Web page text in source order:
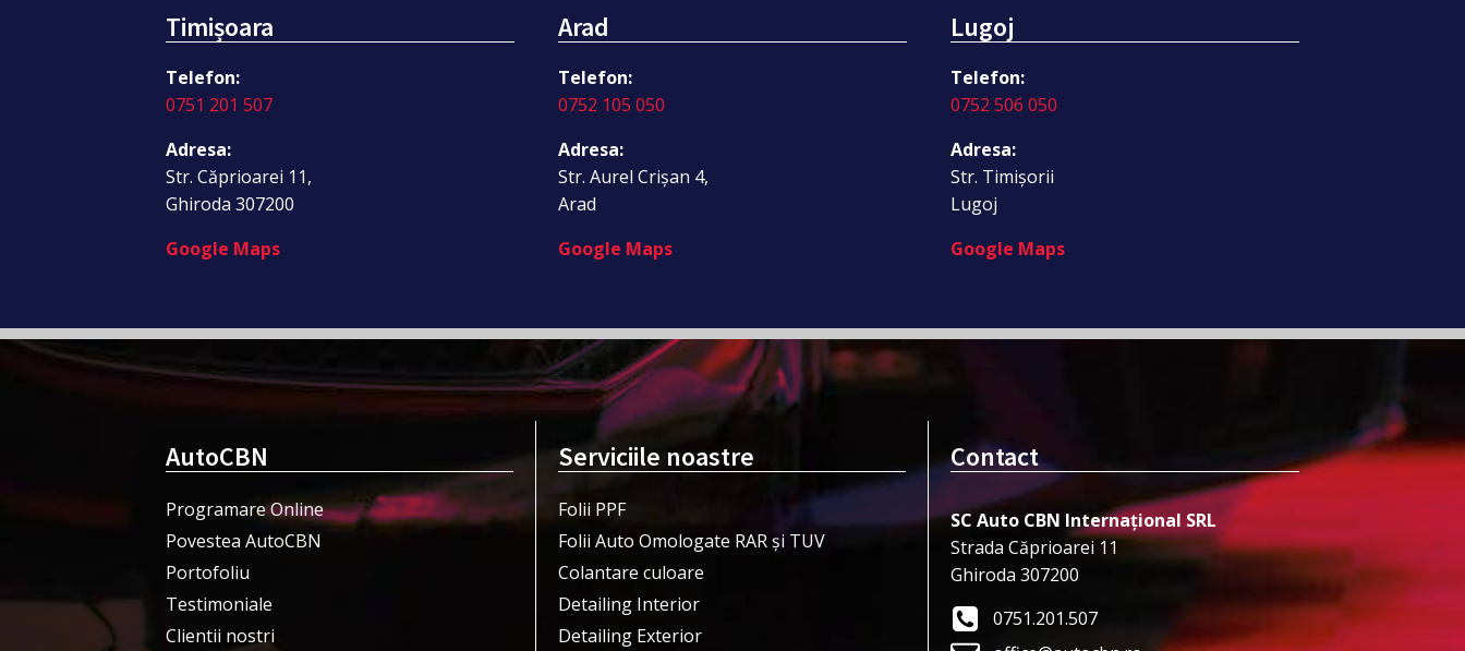
Timișoara
Telefon:
0751 201 507
Adresa:
Str. Căprioarei 11,
Ghiroda 307200
Google Maps
Arad
Telefon:
0752 105 050
Adresa:
Str. Aurel Crișan 4,
Arad
Google Maps
Lugoj
Telefon:
0752 506 050
Adresa:
Str. Timișorii
Lugoj
Google Maps
AutoCBN
Programare Online
Povestea AutoCBN
Portofoliu
Testimoniale
Clientii nostri
Serviciile noastre
Folii PPF
Folii Auto Omologate RAR și TUV
Colantare culoare
Detailing Interior
Detailing Exterior
Contact
SC Auto CBN Internațional SRL
Strada Căprioarei 11
Ghiroda 307200
0751.201.507